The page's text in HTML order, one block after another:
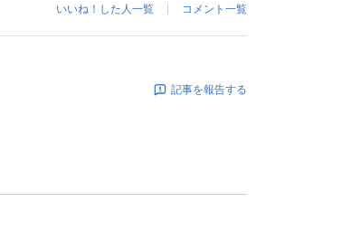
いいね！した人一覧 コメント一覧
記事を報告する